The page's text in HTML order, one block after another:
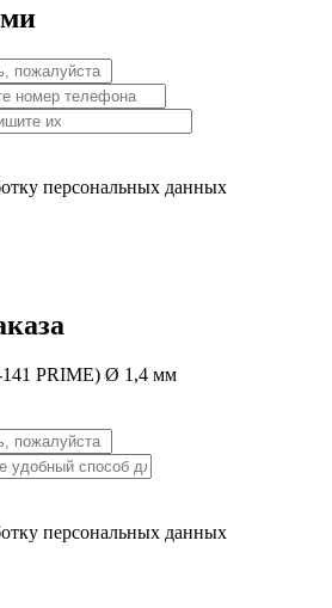
персональных данных
PRIME) Ø 1,4 мм
персональных данных